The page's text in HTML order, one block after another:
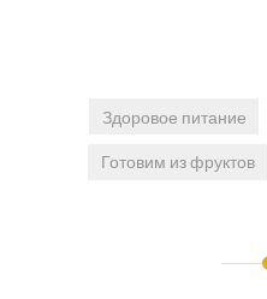
Здоровое питание
Готовим из фруктов